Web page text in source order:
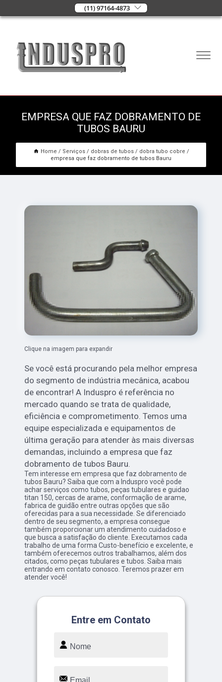
(11) 97164-4873
EMPRESA QUE FAZ DOBRAMENTO DE
TUBOS BAURU
Home Serviços dobras de tubos
dobra tubo cobre
empresa que faz dobramento de tubos Bauru
Clique na imagem para expandir
Se você está procurando pela melhor empresa
do segmento de indústria mecânica, acabou
de encontrar! A Induspro é referência no
mercado quando se trata de qualidade,
eficiência e comprometimento. Temos uma
equipe especializada e equipamentos de
última geração para atender às mais diversas
demandas, incluindo a empresa que faz
dobramento de tubos Bauru.
Tem interesse em empresa que faz dobramento de
tubos Bauru? Saiba que com a Induspro você pode
achar serviços como tubos, peças tubulares e guidao
titan 150, cercas de arame, conformação de arame,
fabrica de guidão entre outras opções que são
oferecidas para a sua necessidade. Se diferenciado
dentro de seu segmento, a empresa consegue
também proporcionar um atendimento cuidadoso e
que busca a satisfação do cliente. Executamos cada
trabalho de uma forma Custo-benefício e excelente, e
também oferecemos outros trabalhamos, além dos
citados, como peças tubulares e tubos. Saiba mais
entrando em contato conosco. Teremos prazer em
atender você!
Entre em Contato